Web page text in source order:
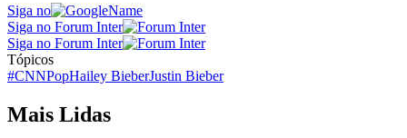
Siga no
Siga no Forum Inter
Siga no Forum Inter
Tópicos
#CNNPopHailey BieberJustin Bieber
Mais Lidas